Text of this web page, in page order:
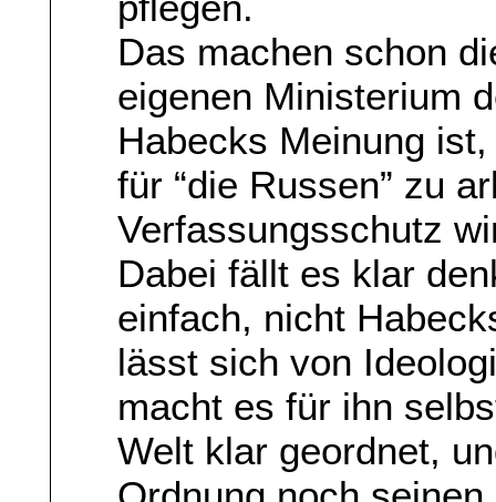
Das machen schon
eigenen Ministerium
Habecks Meinung
für “die Russen” zu
Verfassungsschutz
Dabei fällt es klar
einfach, nicht
lässt sich von
macht es für ihn
Welt klar geordnet,